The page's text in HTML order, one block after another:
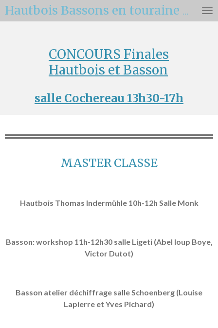
Passer
au
Hautbois Bassons en touraine 2025
CONCOURS Finales
Hautbois et Basson
salle Cochereau 13h30-17h
MASTER CLASSE
Hautbois Thomas Indermühle 10h-12h Salle Monk
Basson: workshop 11h-12h30 salle Ligeti (Abel loup Boye,
Victor Dutot)
Basson atelier déchiffrage salle Schoenberg (Louise
Lapierre et Yves Pichard)